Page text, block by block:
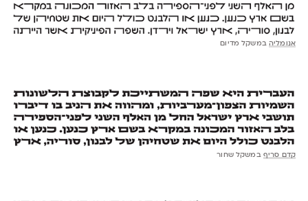
אנומליהבמשקל מדיום
קדם סריף במשקל שחור